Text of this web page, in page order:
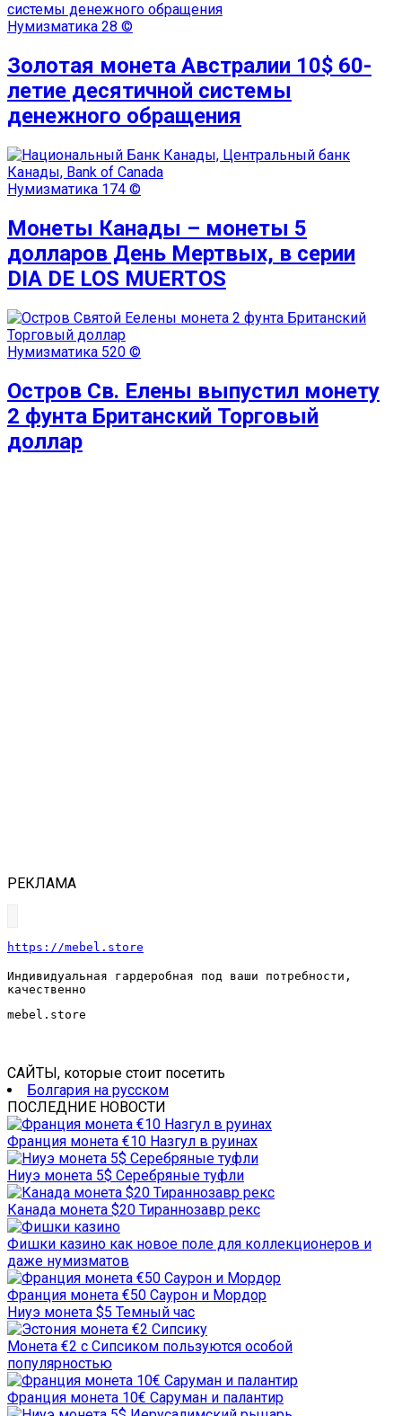
Нумизматика 28 ©
Золотая монета Австралии 10$ 60-
летие десятичной системы
денежного обращения
Нумизматика 174 ©
Монеты Канады – монеты 5
долларов День Мертвых, в серии
DIA DE LOS MUERTOS
Нумизматика 520 ©
Остров Св. Елены выпустил монету
2 фунта Британский Торговый
доллар
РЕКЛАМА
https://mebel.store
Индивидуальная гардеробная под ваши потребности,
качественно
mebel.store
САЙТЫ, которые стоит посетить
Болгария на русском
ПОСЛЕДНИЕ НОВОСТИ
Франция монета €10 Назгул в руинах
Ниуэ монета 5$ Серебряные туфли
Канада монета $20 Тираннозавр рекс
Фишки казино как новое поле для коллекционеров и
даже нумизматов
Франция монета €50 Саурон и Мордор
Ниуэ монета $5 Темный час
Монета €2 с Сипсиком пользуются особой
популярностью
Франция монета 10€ Саруман и палантир